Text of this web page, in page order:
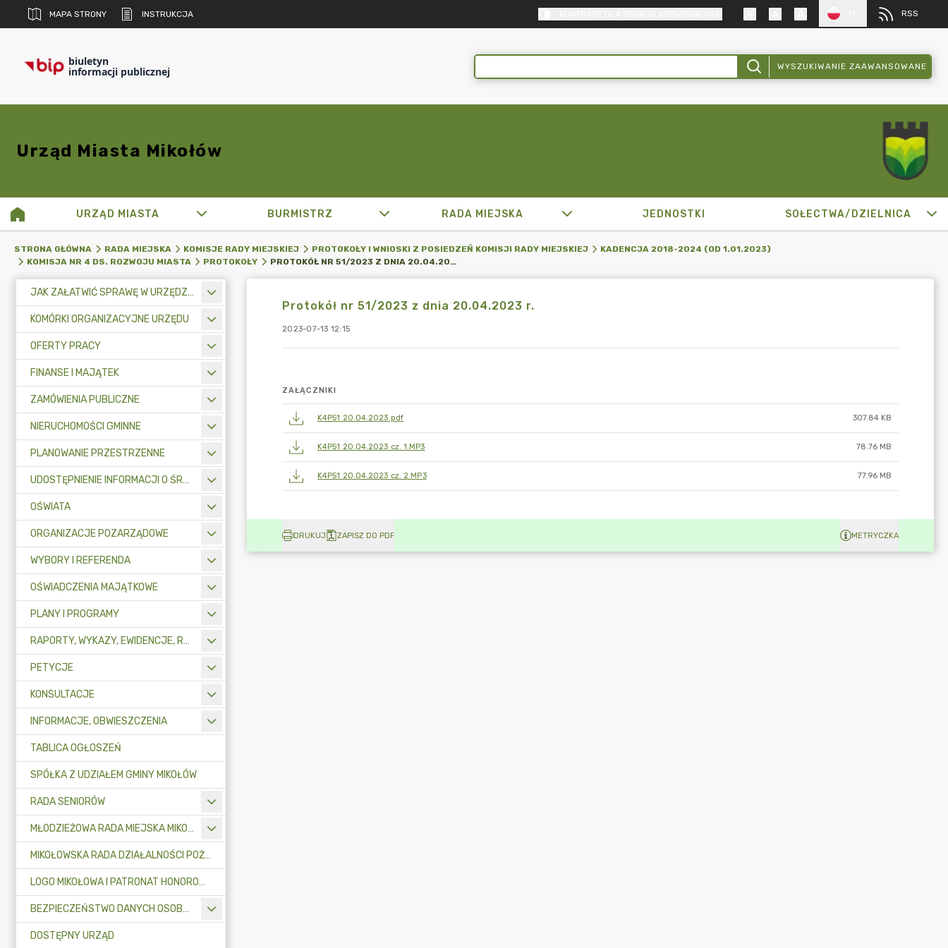
MAPA STRONY INSTRUKCJA RSS
biuletyn
informacji publicznej WYSZUKIWANIE ZAAWANSOWANE
Urząd Miasta Mikołów
URZĄD MIASTA BURMISTRZ RADA MIEJSKA JEDNOSTKI SOŁECTWA/DZIELNICA
STRONA GŁÓWNA RADA MIEJSKA KOMISJE RADY MIEJSKIEJ PROTOKOŁY I WNIOSKI Z POSIEDZEŃ KOMISJI RADY MIEJSKIEJ
KADENCJA 2018-2024 (OD 1.01.2023)
KOMISJA NR 4 DS. ROZWOJU MIASTA
PROTOKOŁY PROTOKÓŁ NR 51/2023 Z DNIA 20.04.2023 R.
JAK ZAŁATWIĆ SPRAWĘ W URZĘDZIE MIASTA
KOMÓRKI ORGANIZACYJNE URZĘDU
OFERTY PRACY
FINANSE I MAJĄTEK
ZAMÓWIENIA PUBLICZNE
NIERUCHOMOŚCI GMINNE
PLANOWANIE PRZESTRZENNE
UDOSTĘPNIENIE INFORMACJI O ŚRODOWISKU
OŚWIATA
ORGANIZACJE POZARZĄDOWE
WYBORY I REFERENDA
OŚWIADCZENIA MAJĄTKOWE
PLANY I PROGRAMY
RAPORTY, WYKAZY, EWIDENCJE, REJESTRY
PETYCJE
KONSULTACJE
INFORMACJE, OBWIESZCZENIA
TABLICA OGŁOSZEŃ
SPÓŁKA Z UDZIAŁEM GMINY MIKOŁÓW
RADA SENIORÓW
MŁODZIEŻOWA RADA MIEJSKA MIKOŁOWA
MIKOŁOWSKA RADA DZIAŁALNOŚCI POŻYTKU PUBLICZNEGO
LOGO MIKOŁOWA I PATRONAT HONOROWY BURMISTRZA MIKOŁOWA
BEZPIECZEŃSTWO DANYCH OSOBOWYCH
DOSTĘPNY URZĄD
Protokół nr 51/2023 z dnia 20.04.2023 r.
2023-07-13 12:15
ZAŁĄCZNIKI
K4P51 20.04.2023.pdf 307.84 KB
K4P51 20.04.2023 cz. 1.MP3 78.76 MB
K4P51 20.04.2023 cz. 2.MP3 77.96 MB
DRUKUJ ZAPISZ DO PDF METRYCZKA